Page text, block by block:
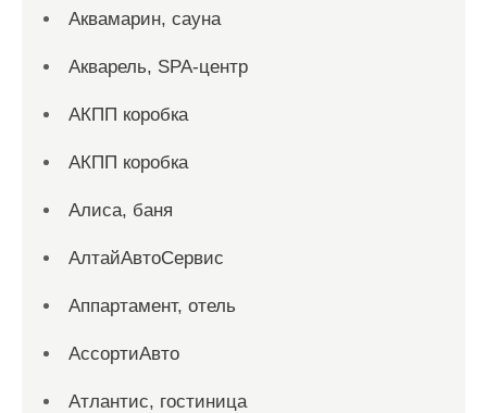
Аквамарин, сауна
Акварель, SPA-центр
АКПП коробка
АКПП коробка
Алиса, баня
АлтайАвтоСервис
Аппартамент, отель
АссортиАвто
Атлантис, гостиница